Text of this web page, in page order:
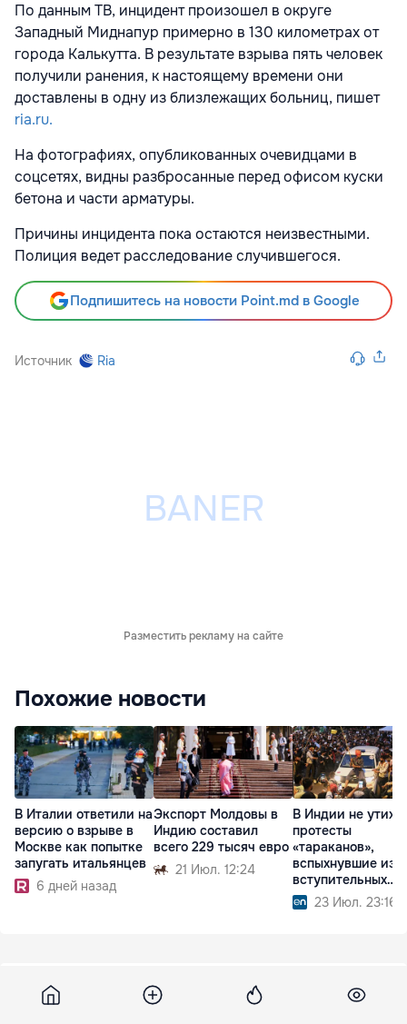
По данным ТВ, инцидент произошел в округе
Западный Миднапур примерно в 130 километрах от
города Калькутта. В результате взрыва пять человек
получили ранения, к настоящему времени они
доставлены в одну из близлежащих больниц, пишет
ria.ru.
На фотографиях, опубликованных очевидцами в
соцсетях, видны разбросанные перед офисом куски
бетона и части арматуры.
Причины инцидента пока остаются неизвестными.
Полиция ведет расследование случившегося.
Подпишитесь на новости Point.md в Google
Источник Ria
Разместить рекламу на сайте
Похожие новости
В Италии ответили на
версию о взрыве в
Москве как попытке
запугать итальянцев
6 дней назад
Экспорт Молдовы в
Индию составил
всего 229 тысяч евро
21 Июл. 12:24
В Индии не
протесты
«тараканов»,
вспыхнувшие из-
вступительных
экзаменов
23 Июл. 23:16
Point 23 августа 2018, 12:32